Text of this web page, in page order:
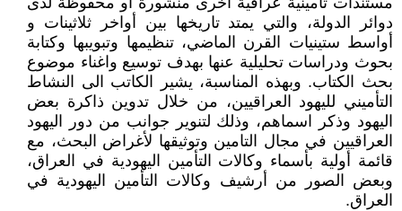
دوائر الدولة، والتي يمتد تاريخها بين أواخر ثلاثينات و
أواسط ستينيات القرن الماضي، تنظيمها وتبويبها وكتابة
بحوث ودراسات تحليلية عنها بهدف توسيع واغناء موضوع
بحث الكتاب. وبهذه المناسبة، يشير الكاتب الى النشاط
التأميني لليهود العراقيين، من خلال تدوين ذاكرة بعض
اليهود وذكر اسماهم، وذلك لتنوير جوانب من دور اليهود
العراقيين في مجال التامين وتوثيقها لأغراض البحث، مع
قائمة أولية بأسماء وكالات التأمين اليهودية في العراق،
وبعض الصور من أرشيف وكالات التأمين اليهودية في
العراق.